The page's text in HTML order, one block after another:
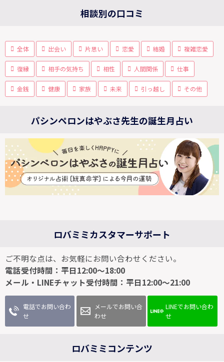
相談別の口コミ
全体 出会い 片思い 恋愛 結婚 複雑恋愛
復縁 相手の気持ち 相性 人間関係 仕事
金銭 健康 家族 未来 引っ越し その他
パシンペロンはやぶさ先生の誕生月占い
ロバミミカスタマーサポート
ご不明な点は、お気軽にお問い合わせください。
電話受付時間：平日12:00～18:00
メール・LINEチャット受付時間：平日12:00～21:00
電話でお問い合わ
せ
メールでお問い合
わせ
LINEでお問い合わ
せ
ロバミミコンテンツ